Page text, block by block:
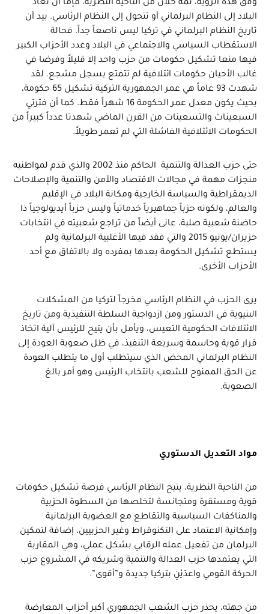
وفق هذه الرؤية، ثمة حلان من الناحية النظرية، فإما أن تعاد
البلاد إلى النظام البرلماني أو تتحول إلى النظام الرئاسي. بيد أن
تاريخ النظام البرلماني في تركيا ليس ناصعاً جداً. فحالة
الاستقطاب السياسي والاجتماعي في البلاد وعدد الأحزاب الكبير
فيها منعا تشكيل حكومات من حزب واحد إلا قليلاً وفرضا في
غالب الأحيان حكومات ائتلافية لم تتمتع بسجل مشجع. لقد
شهدت 93 عاماً هي عمر الجمهورية التركية تشكيل 65 حكومة،
بحيث يكون معدل عمر الحكومة 16 شهراً فقط. كما أن فترتي
السبعينات والتسعينات من القرن الماضي شهدتا عدداً كبيراً من
الحكومات الائتلافية الفاشلة التي لم تعمر طويلاً.
حتى حزب العدالة والتنمية الحاكم منذ 2002 والذي قدم لمواطنيه
منجزات مهمة في مجالات الاقتصاد والأمن والتنمية والإصلاحات
الديمقراطية والسياسة الخارجية ومكانة البلاد في الإقليم
والعالم، ولكونه حزباً جماهيرياً خدماتياً وليس حزباً أيديولوجياً ذا
حاضنة شعبية صلبة، عانى أيضاً من تراجع شعبيته في انتخابات
حزيران/يونيو 2015 والتي فقد فيها الأغلبية البرلمانية ولم
يستطع تشكيل الحكومة بعدها بمفرده ولا بالاتفاق مع أحد
الأحزاب الأخرى.
يرى الحزب في النظام الرئاسي مخرجاً لتركيا من المشكلات
البنيوية في الدستور ومن ازدواجية السلطة التنفيذية ومن تاريخ
الائتلافات الحكومية التعيس، ويأمل بأن يتيح للرئيس آلية اتخاذ
قرار قوية وحاسمة وسريعة التنفيذ، في ظل صعوبة العودة إلى
النظام البرلماني المحض الذي سيتطلب أول ما يتطلب العودة
عن الحق الممنوح للشعب بانتخاب الرئيس وهو أمر بالغ
الصعوبة.
مواد التعديل الدستوري
من الناحية النظرية، يتيح النظام الرئاسي فرصة تشكيل حكومات
قوية ومستقرة ومتجانسة لتخلصها من السطوة الحزبية
والمناكفات السياسية والتقاطع مع العضوية البرلمانية
وإمكانية الاعتماد على التكنوقراط وغير الحزبيين، إضافة لتمكين
البرلمان من تفعيل عمله الرقابي بشكل عملي، وهي المقاربة
التي يعتمدها حزب العدالة والتنمية وشريكه في المشروع حزب
الحركة القومي واعدَيْنِ بتركيا جديدة و”أقوى”.
من جهته، يحذر حزب الشعب الجمهوري أكبر أحزاب المعارضة